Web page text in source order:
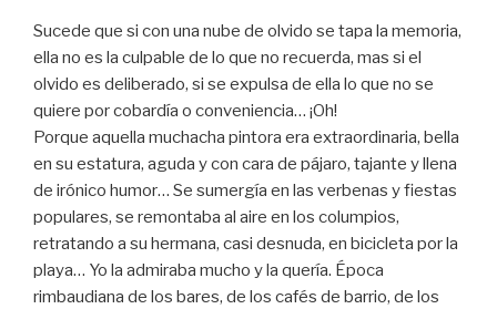
Sucede que si con una nube de olvido se tapa la memoria,
ella no es la culpable de lo que no recuerda, mas si el
olvido es deliberado, si se expulsa de ella lo que no se
quiere por cobardía o conveniencia… ¡Oh!
Porque aquella muchacha pintora era extraordinaria, bella
en su estatura, aguda y con cara de pájaro, tajante y llena
de irónico humor… Se sumergía en las verbenas y fiestas
populares, se remontaba al aire en los columpios,
retratando a su hermana, casi desnuda, en bicicleta por la
playa… Yo la admiraba mucho y la quería. Época
rimbaudiana de los bares, de los cafés de barrio, de los